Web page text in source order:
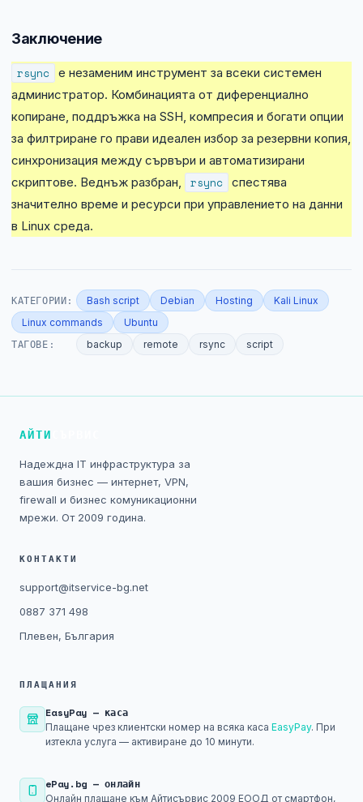
Заключение
rsync е незаменим инструмент за всеки системен
администратор. Комбинацията от диференциално
копиране, поддръжка на SSH, компресия и богати опции
за филтриране го прави идеален избор за резервни копия,
синхронизация между сървъри и автоматизирани
скриптове. Веднъж разбран,
rsync спестява
значително време и ресурси при управлението на данни
в Linux среда.
КАТЕГОРИИ: Bash script Debian Hosting
Kali Linux
Linux commands
Ubuntu
ТАГОВЕ: backup remote rsync script
АЙТИ
Надеждна IT инфраструктура за
вашия бизнес — интернет, VPN,
firewall и бизнес комуникационни
мрежи. От 2009 година.
КОНТАКТИ
support@itservice-bg.net
0887 371 498
Плевен, България
ПЛАЩАНИЯ
EasyPay — каса
Плащане чрез клиентски номер на всяка каса EasyPay. При
изтекла услуга — активиране до 10 минути.
ePay.bg — онлайн
Онлайн плащане към Айтисървис 2009 ЕООД от смартфон,